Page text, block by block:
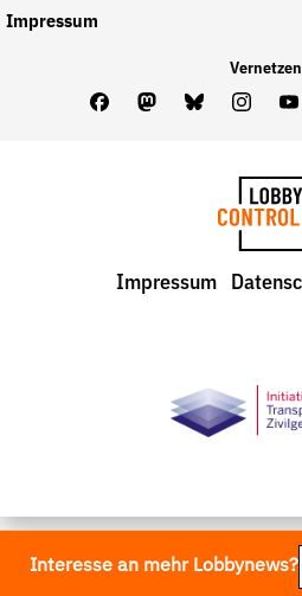
Impressum
Vernetzen
FacebookMastodon
Bluesky
LobbyControl
Impressum
Interesse an mehr Lobbynews?